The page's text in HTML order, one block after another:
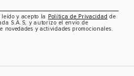
y acepto la Política de Privacidad de
S.A.S, y autorizo el envío de
novedades y actividades promocionales.